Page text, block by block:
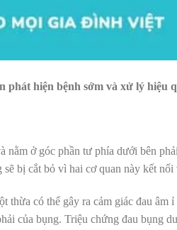
phát hiện bệnh sớm và xử lý hiệu
ở góc phần tư phía dưới bên
bị cắt bỏ vì hai cơ quan này kết nối
có thể gây ra cảm giác đau âm ỉ
của bụng. Triệu chứng đau bụng